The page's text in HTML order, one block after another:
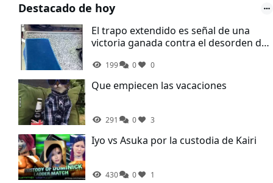
Destacado de hoy
El trapo extendido es señal de una
victoria ganada contra el desorden de
199 0 0
Que empiecen las vacaciones
291 0 3
Iyo vs Asuka por la custodia de Kairi
430 0 1